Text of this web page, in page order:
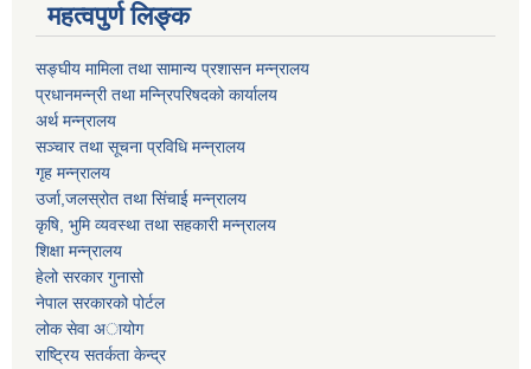
महत्वपुर्ण लिङ्क
सङ्घीय मामिला तथा सामान्य प्रशासन मन्न्रालय
प्रधानमन्न्री तथा मन्न्रिपरिषदको कार्यालय
अर्थ मन्न्रालय
सञ्चार तथा सूचना प्रविधि मन्न्रालय
गृह मन्न्रालय
उर्जा,जलस्रोत तथा सिंचाई मन्न्रालय
कृषि, भुमि व्यवस्था तथा सहकारी मन्न्रालय
शिक्षा मन्न्रालय
हेलो सरकार गुनासो
नेपाल सरकारको पोर्टल
लोक सेवा अायोग
राष्ट्रिय सतर्कता केन्द्र